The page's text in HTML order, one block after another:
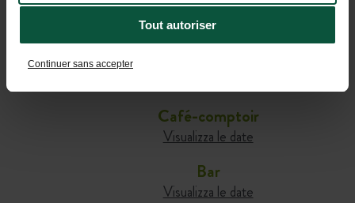
Tout autoriser
Continuer sans accepter
UTILI PER PREPARARE IL TUO
SOGGIORNO
Café-comptoir
Visualizza le date
Bar
Visualizza le date